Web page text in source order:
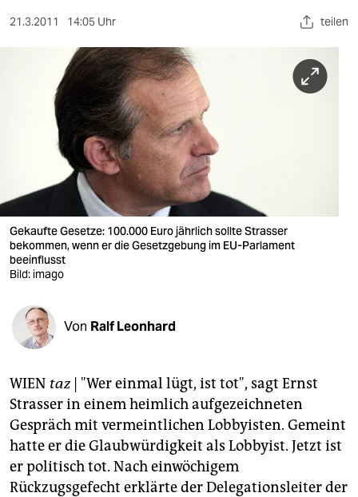
sport
wahrheit
verlag
veranstaltungen
shop
unterstützen
genossenschaft
epaper login
21.3.2011 14:05 Uhr teilen
Gekaufte Gesetze: 100.000 Euro jährlich sollte Strasser
bekommen, wenn er die Gesetzgebung im EU-Parlament
beeinflusst
Bild: imago
Von Ralf Leonhard
WIEN taz| "Wer einmal lügt, ist tot", sagt Ernst
Strasser in einem heimlich aufgezeichneten
Gespräch mit vermeintlichen Lobbyisten. Gemeint
hatte er die Glaubwürdigkeit als Lobbyist. Jetzt ist
er politisch tot. Nach einwöchigem
Rückzugsgefecht erklärte der Delegationsleiter der